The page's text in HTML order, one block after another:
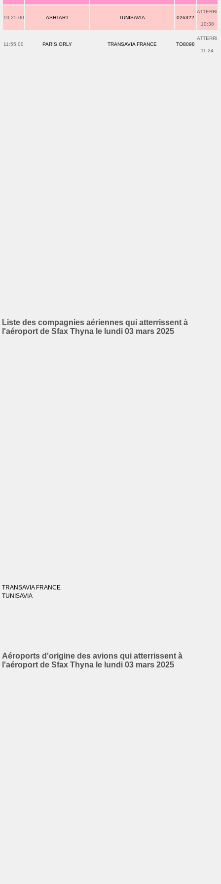
10:25:00 ASHTART TUNISAVIA 026322
ATTERRI
10:38
11:55:00 PARIS ORLY TRANSAVIA FRANCE TO8098
ATTERRI
11:24
Liste des compagnies aériennes qui atterrissent à
l'aéroport de Sfax Thyna le lundi 03 mars 2025
TRANSAVIA FRANCE
TUNISAVIA
Aéroports d'origine des avions qui atterrissent à
l'aéroport de Sfax Thyna le lundi 03 mars 2025